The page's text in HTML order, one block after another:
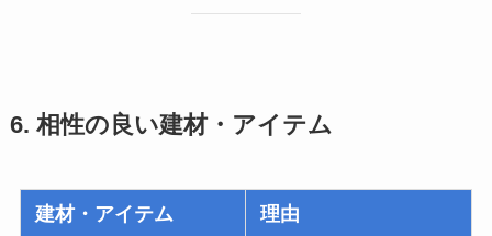
6. 相性の良い建材・アイテム
建材・アイテム 理由